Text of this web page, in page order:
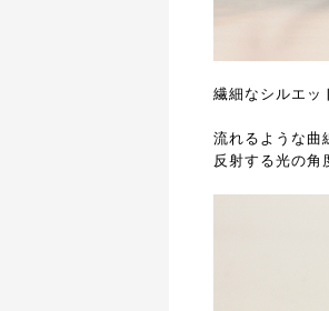
繊細なシルエッ
流れるような曲
反射する光の角